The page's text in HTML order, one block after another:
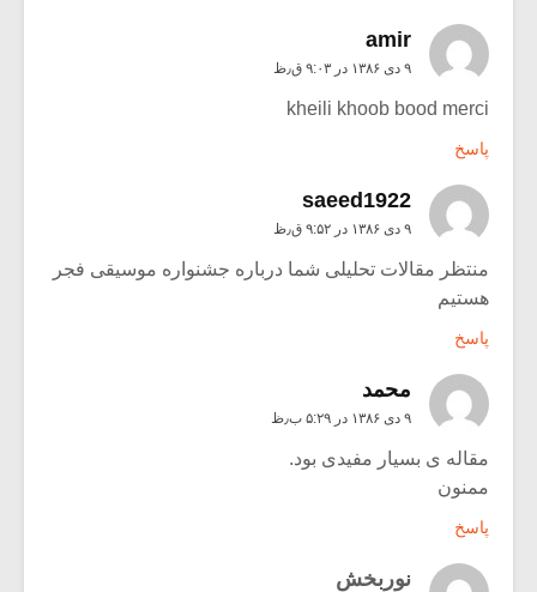
amir
۹ دی ۱۳۸۶ در ۹:۰۳ ق٫ظ
kheili khoob bood merci
پاسخ
saeed1922
۹ دی ۱۳۸۶ در ۹:۵۲ ق٫ظ
منتظر مقالات تحلیلی شما درباره جشنواره موسیقی فجر
هستیم
پاسخ
محمد
۹ دی ۱۳۸۶ در ۵:۲۹ ب٫ظ
مقاله ی بسیار مفیدی بود.
ممنون
پاسخ
نوربخش